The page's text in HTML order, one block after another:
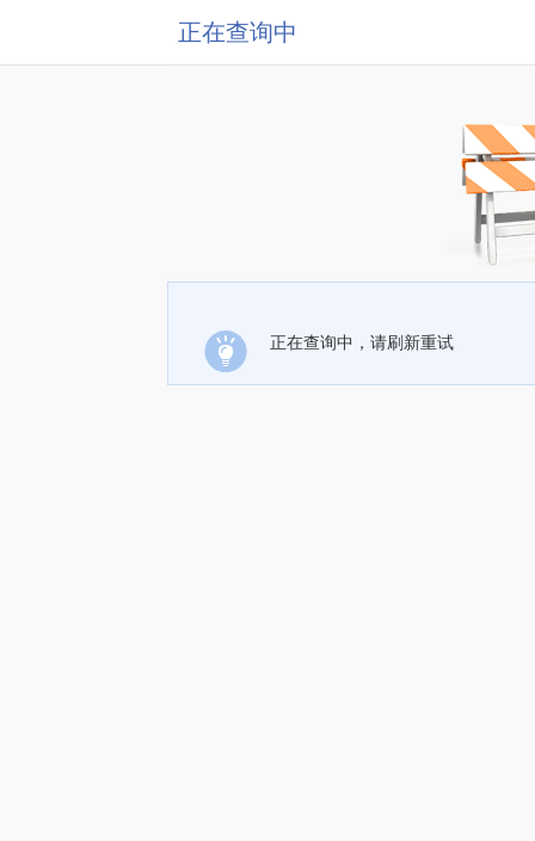
正在查询中
正在查询中，请刷新重试